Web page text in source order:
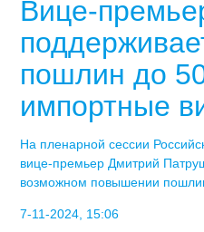
Вице-
пошлин до
импортные
На пленарной сессии
вице-премьер Дмитрий
возможном повышении
7-11-2024, 15:06